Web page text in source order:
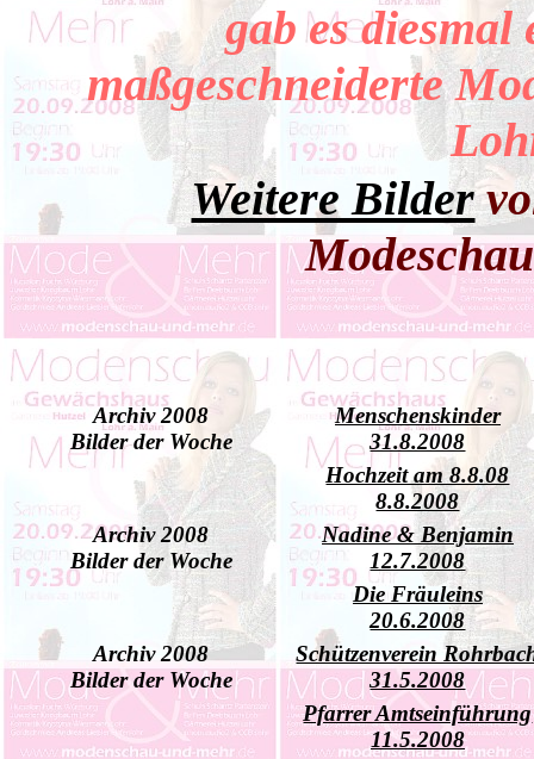
gab es diesmal
maßgeschneiderte
Weitere Bilder
Modeschau
Archiv 2008
Bilder der Woche
Menschenskinder
31.8.2008
Hochzeit am 8.8.08
8.8.2008
Archiv 2008
Bilder der Woche
Nadine & Benjamin
12.7.2008
Die Fräuleins
20.6.2008
Archiv 2008
Bilder der Woche
Schützenverein
31.5.2008
Pfarrer Amtseinführung
11.5.2008